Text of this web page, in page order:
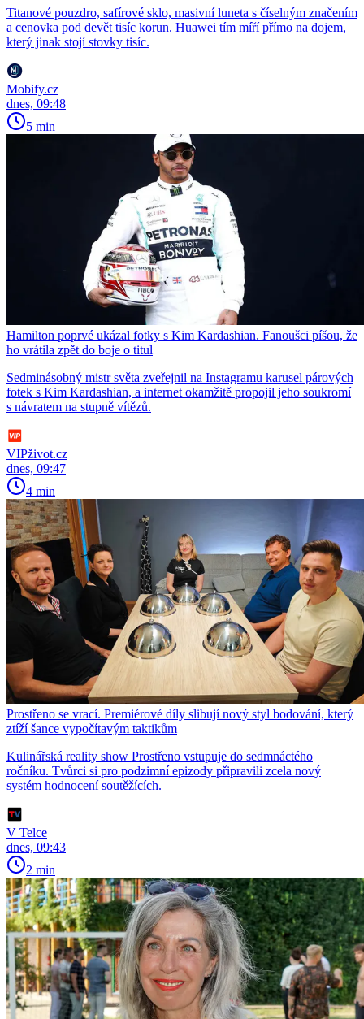
Titanové pouzdro, safírové sklo, masivní luneta s číselným značením
a cenovka pod devět tisíc korun. Huawei tím míří přímo na dojem,
který jinak stojí stovky tisíc.
Mobify.cz
dnes, 09:48
5 min
Hamilton poprvé ukázal fotky s Kim Kardashian. Fanoušci píšou, že
ho vrátila zpět do boje o titul
Sedminásobný mistr světa zveřejnil na Instagramu karusel párových
fotek s Kim Kardashian, a internet okamžitě propojil jeho soukromí
s návratem na stupně vítězů.
VIPživot.cz
dnes, 09:47
4 min
Prostřeno se vrací. Premiérové díly slibují nový styl bodování, který
ztíží šance vypočítavým taktikům
Kulinářská reality show Prostřeno vstupuje do sedmnáctého
ročníku. Tvůrci si pro podzimní epizody připravili zcela nový
systém hodnocení soutěžících.
V Telce
dnes, 09:43
2 min